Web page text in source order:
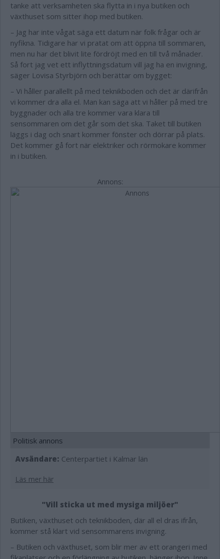
tanke att verksamheten ska flytta in i nya butiken och
växthuset som sitter ihop med butiken.
– Jag har inte vågat säga ett datum när folk frågar och är
nyfikna. Tidigare har vi pratat om att öppna till sommaren,
men nu har det blivit lite fördröjt med en till två månader.
Så fort jag vet ett inflyttningsdatum vill jag ha en invigning,
säger Lovisa Styrbjörn och berättar om bygget:
– Vi håller parallellt på med teknikboden och det är därifrån
vi kommer dra alla el. Man kan säga att vi håller på med tre
byggnader och alla tre kommer vara klara till
sensommaren om det går som det ska. Taket till butiken
läggs i dag och snart kommer fönster och dörrar på plats.
Det kommer gå fort när elektriker och rörmokare kommer
in i butiken.
Annons:
Politisk annons
Avsändare: Centerpartiet i Kalmar län
Läs mer här
"Vill sticka ut med mysiga miljöer"
Butiken, växthuset och teknikboden, där all el dras ifrån,
kommer stå klart vid sensommarens invigning.
– Butiken och växthuset, som blir mer av ett orangeri med